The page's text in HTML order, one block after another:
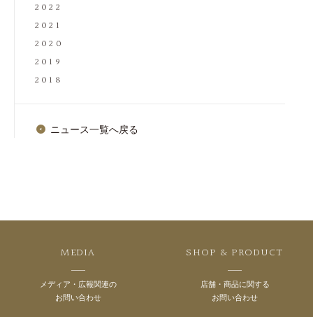
2022
2021
2020
2019
2018
ニュース一覧へ戻る
MEDIA
メディア・広報関連の
お問い合わせ
SHOP & PRODUCT
店舗・商品に関する
お問い合わせ